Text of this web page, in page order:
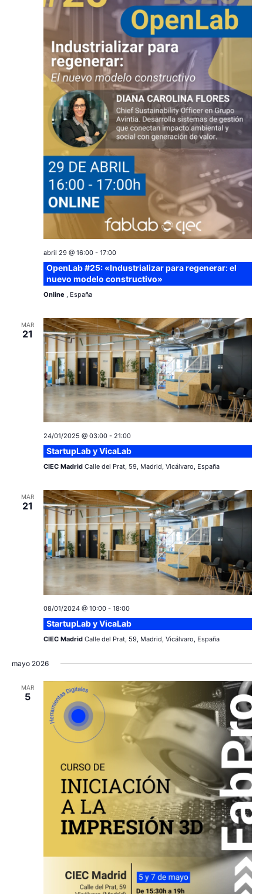
abril 29 @ 16:00- 17:00
OpenLab #25: «Industrializar para regenerar: el
nuevo modelo constructivo»
Online , España
MAR
21
24/01/2025 @ 03:00- 21:00
StartupLab y VicaLab
CIEC Madrid Calle del Prat, 59, Madrid, Vicálvaro, España
MAR
21
08/01/2024 @ 10:00- 18:00
StartupLab y VicaLab
CIEC Madrid Calle del Prat, 59, Madrid, Vicálvaro, España
mayo 2026
MAR
5